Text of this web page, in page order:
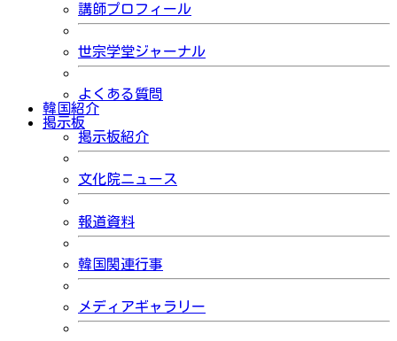
講師プロフィール
世宗学堂ジャーナル
よくある質問
韓国紹介
掲示板
掲示板紹介
文化院ニュース
報道資料
韓国関連行事
メディアギャラリー